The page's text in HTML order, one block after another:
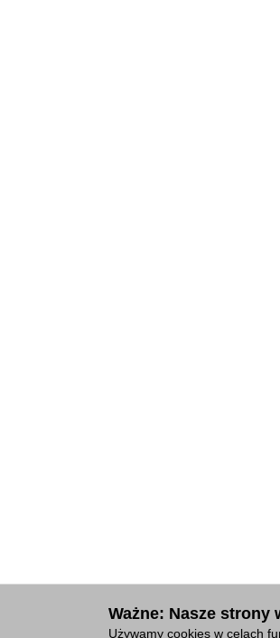
Ważne: Nasze
Używamy cookies w celach